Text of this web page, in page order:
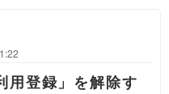
用登録」を解除す